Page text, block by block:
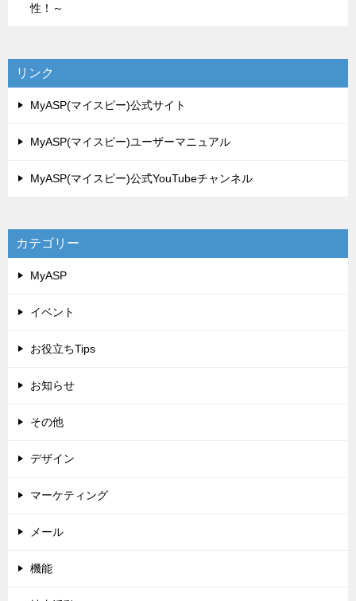
性！～
リンク
MyASP(マイスピー)公式サイト
MyASP(マイスピー)ユーザーマニュアル
MyASP(マイスピー)公式YouTubeチャンネル
カテゴリー
MyASP
イベント
お役立ちTips
お知らせ
その他
デザイン
マーケティング
メール
機能